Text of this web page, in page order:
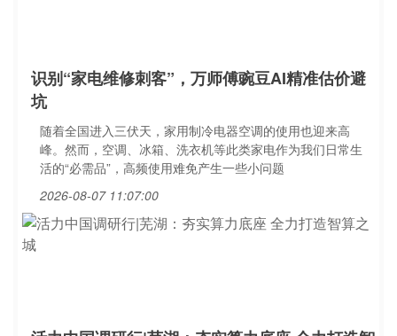
识别“家电维修刺客”，万师傅豌豆AI精准估价避
坑
随着全国进入三伏天，家用制冷电器空调的使用也迎来高
峰。然而，空调、冰箱、洗衣机等此类家电作为我们日常生
活的“必需品”，高频使用难免产生一些小问题
2026-08-07 11:07:00